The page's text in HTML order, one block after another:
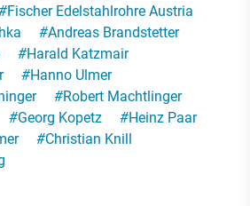
Fischer Edelstahlrohre Austria
#Andreas Brandstetter
#Harald Katzmair
#Hanno Ulmer
#Robert Machtlinger
#Georg Kopetz #Heinz Paar
#Christian Knill